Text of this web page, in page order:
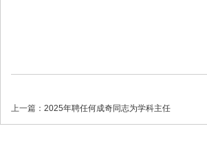
上一篇： 2025年聘任何成奇同志为学科主任